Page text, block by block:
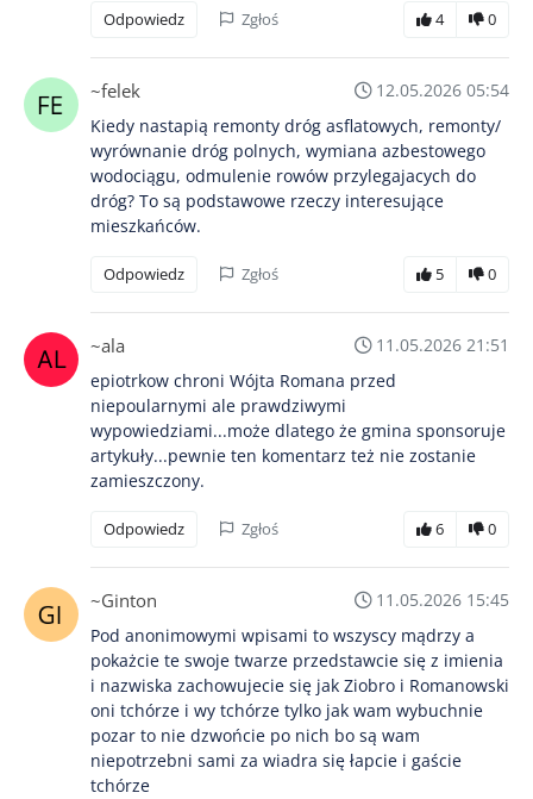
Odpowiedz Zgłoś 4 0
~felek
12.05.2026 05:54
Kiedy nastapią remonty dróg asflatowych, remonty/
wyrównanie dróg polnych, wymiana azbestowego
wodociągu, odmulenie rowów przylegajacych do
dróg? To są podstawowe rzeczy interesujące
mieszkańców.
Odpowiedz Zgłoś 5 0
~ala
11.05.2026 21:51
epiotrkow chroni Wójta Romana przed
niepoularnymi ale prawdziwymi
wypowiedziami...może dlatego że gmina sponsoruje
artykuły...pewnie ten komentarz też nie zostanie
zamieszczony.
Odpowiedz Zgłoś 6 0
~Ginton
11.05.2026 15:45
Pod anonimowymi wpisami to wszyscy mądrzy a
pokażcie te swoje twarze przedstawcie się z imienia
i nazwiska zachowujecie się jak Ziobro i Romanowski
oni tchórze i wy tchórze tylko jak wam wybuchnie
pozar to nie dzwońcie po nich bo są wam
niepotrzebni sami za wiadra się łapcie i gaście
tchórze